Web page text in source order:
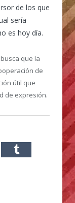
de los que
sería
es hoy día.
que la
de
útil que
de expresión.
Tumblr